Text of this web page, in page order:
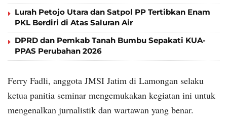
Lurah Petojo Utara dan Satpol PP Tertibkan Enam
PKL Berdiri di Atas Saluran Air
DPRD dan Pemkab Tanah Bumbu Sepakati KUA-
PPAS Perubahan 2026
Ferry Fadli, anggota JMSI Jatim di Lamongan selaku
ketua panitia seminar mengemukakan kegiatan ini untuk
mengenalkan jurnalistik dan wartawan yang benar.